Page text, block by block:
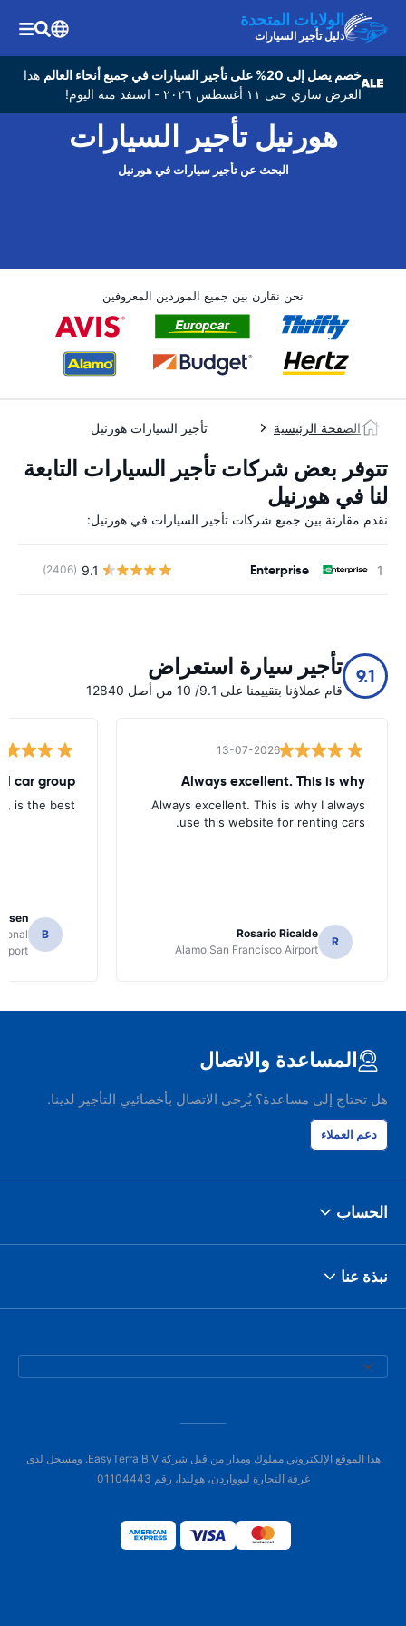
الولايات المتحدة
دليل تأجير السيارات
خصم يصل إلى 20% على تأجير السيارات في جميع أنحاء العالم
هذا
العرض ساري حتى ١١ أغسطس ٢٠٢٦ - استفد منه اليوم!
هورنيل تأجير السيارات
البحث عن تأجير سيارات في هورنيل
نحن نقارن بين جميع الموردين المعروفين
الصفحة الرئيسية تأجير السيارات هورنيل
تتوفر بعض شركات تأجير السيارات التابعة
لنا في هورنيل
نقدم مقارنة بين جميع شركات تأجير السيارات في هورنيل:
Enterprise
9.1
(2406)
9.1 تأجير سيارة استعراض
قام عملاؤنا بتقييمنا على 9.1/ 10 من أصل 12840
13-07-2026
Always excellent. This is why
Always excellent. This is why I always
use this website for renting cars.
R
Rosario Ricalde
Alamo San Francisco Airport
car group
is the best.
B
المساعدة والاتصال
هل تحتاج إلى مساعدة؟ يُرجى الاتصال بأخصائيي التأجير لدينا.
دعم العملاء
الحساب
نبذة عنا
هذا الموقع الإلكتروني مملوك ومدار من قبل شركة EasyTerra B.V. ومسجل لدى
غرفة التجارة ليوواردن، هولندا، رقم 01104443